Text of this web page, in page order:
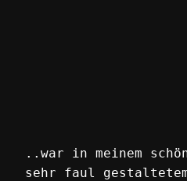
..war in meinem
sehr faul